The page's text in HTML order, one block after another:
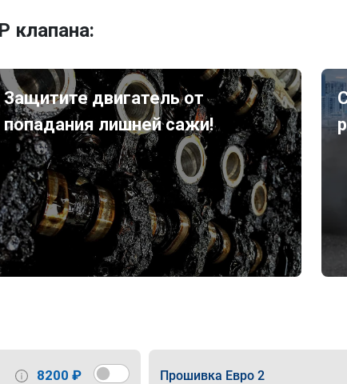
клапана:
Защитите двигатель от
попадания лишней сажи!
8200 ₽ Прошивка Евро 2